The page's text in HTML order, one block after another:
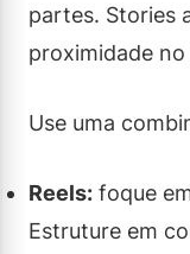
partes. Stories
proximidade
Use uma
Reels: foque
Estruture em